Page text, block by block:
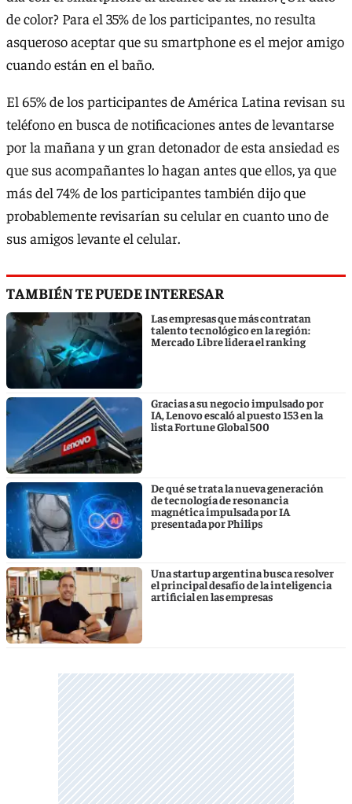
de color? Para el 35% de los participantes, no resulta
asqueroso aceptar que su smartphone es el mejor amigo
cuando están en el baño.
El 65% de los participantes de América Latina revisan su
teléfono en busca de notificaciones antes de levantarse
por la mañana y un gran detonador de esta ansiedad es
que sus acompañantes lo hagan antes que ellos, ya que
más del 74% de los participantes también dijo que
probablemente revisarían su celular en cuanto uno de
sus amigos levante el celular.
TAMBIÉN TE PUEDE INTERESAR
Las empresas que más contratan
talento tecnológico en la región:
Mercado Libre lidera el ranking
Gracias a su negocio impulsado por
IA, Lenovo escaló al puesto 153 en la
lista Fortune Global 500
De qué se trata la nueva generación
de tecnología de resonancia
magnética impulsada por IA
presentada por Philips
Una startup argentina busca resolver
el principal desafío de la inteligencia
artificial en las empresas